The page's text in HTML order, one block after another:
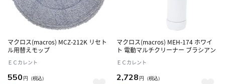
マクロス(macros) MCZ-212K リセト
ル用替えモップ
ＥＣカレント
550 円 （税込）
マクロス(macros) MEH-174 ホワイ
ト 電動マルチクリーナー ブラシアン
ＥＣカレント
2,728 円 （税込）